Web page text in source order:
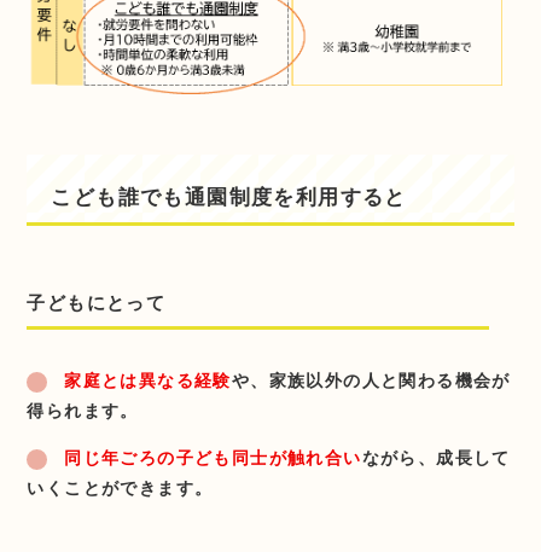
こども誰でも通園制度を利用すると
子どもにとって
家庭とは異なる経験や、家族以外の人と関わる機会が
得られます。
同じ年ごろの子ども同士が触れ合いながら、成長して
いくことができます。